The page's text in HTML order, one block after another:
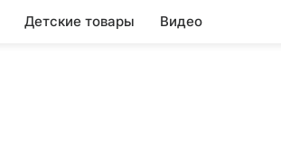
Детские товары Видео